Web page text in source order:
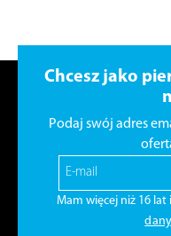
Chcesz jako
Podaj swój adres
Mam więcej niż 16 lat i